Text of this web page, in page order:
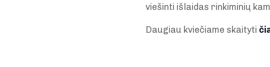
viešinti išlaidas rinkiminių
Daugiau kviečiame skaityti